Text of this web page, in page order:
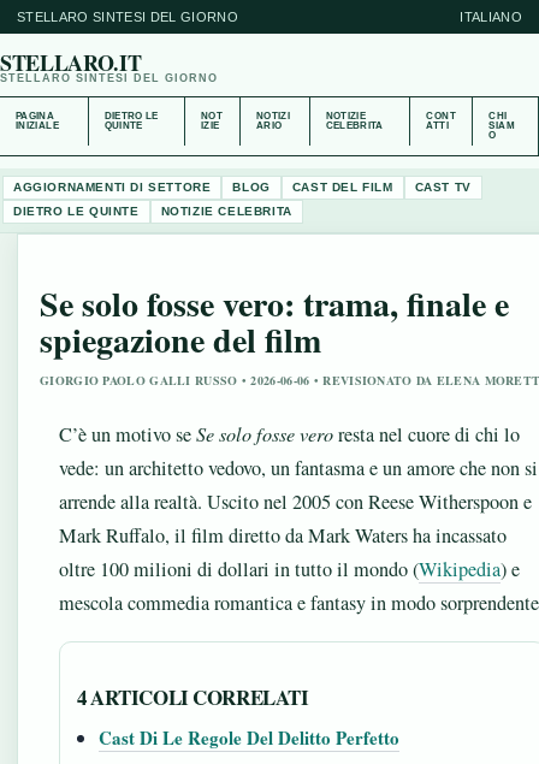
STELLARO SINTESI DEL GIORNO ITALIANO
STELLARO.IT
STELLARO SINTESI DEL GIORNO
PAGINA
INIZIALE
DIETRO LE
QUINTE
NOT
IZIE
NOTIZI
ARIO
NOTIZIE
CELEBRITA
CONT
ATTI
CHI
SIAM
O
AGGIORNAMENTI DI SETTORE BLOG CAST DEL FILM
CAST TV
DIETRO LE QUINTE
NOTIZIE CELEBRITA
Se solo fosse vero: trama, finale e
spiegazione del film
GIORGIO PAOLO GALLI RUSSO • 2026-06-06 • REVISIONATO DA ELENA
C’è un motivo seSe solo fosse veroresta nel cuore di chi lo
vede: un architetto vedovo, un fantasma e un amore che non si
arrende alla realtà. Uscito nel 2005 con Reese Witherspoon e
Mark Ruffalo, il film diretto da Mark Waters ha incassato
oltre 100 milioni di dollari in tutto il mondo (Wikipedia) e
mescola commedia romantica e fantasy in modo
4 ARTICOLI CORRELATI
Cast Di Le Regole Del Delitto Perfetto